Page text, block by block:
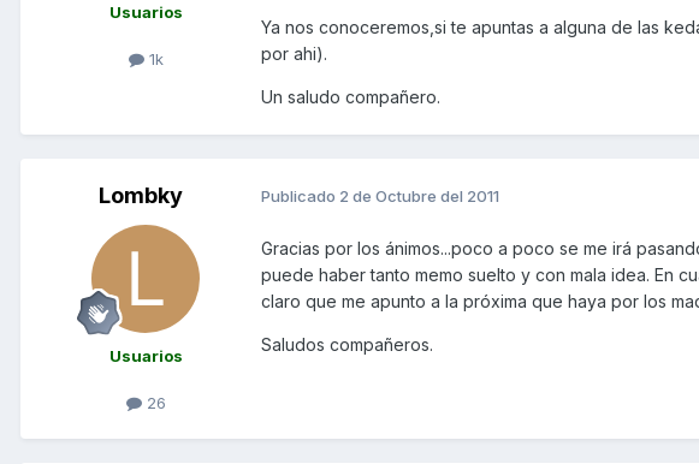
Usuarios
1k
Ya nos conoceremos,si te apuntas a alguna de las
por ahi).
Un saludo compañero.
Lombky
Usuarios
26
Publicado 2 de Octubre del 2011
Gracias por los ánimos...poco a poco se me irá
puede haber tanto memo suelto y con mala idea. En
claro que me apunto a la próxima que haya por los
Saludos compañeros.